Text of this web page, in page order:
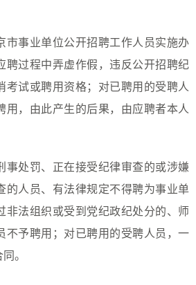
市事业单位公开招聘工作人员实施办
聘过程中弄虚作假，违反公开招聘纪
考试或聘用资格；对已聘用的受聘人
用，由此产生的后果，由应聘者本人
事处罚、正在接受纪律审查的或涉嫌
的人员、有法律规定不得聘为事业单
非法组织或受到党纪政纪处分的、师
不予聘用；对已聘用的受聘人员，一
。